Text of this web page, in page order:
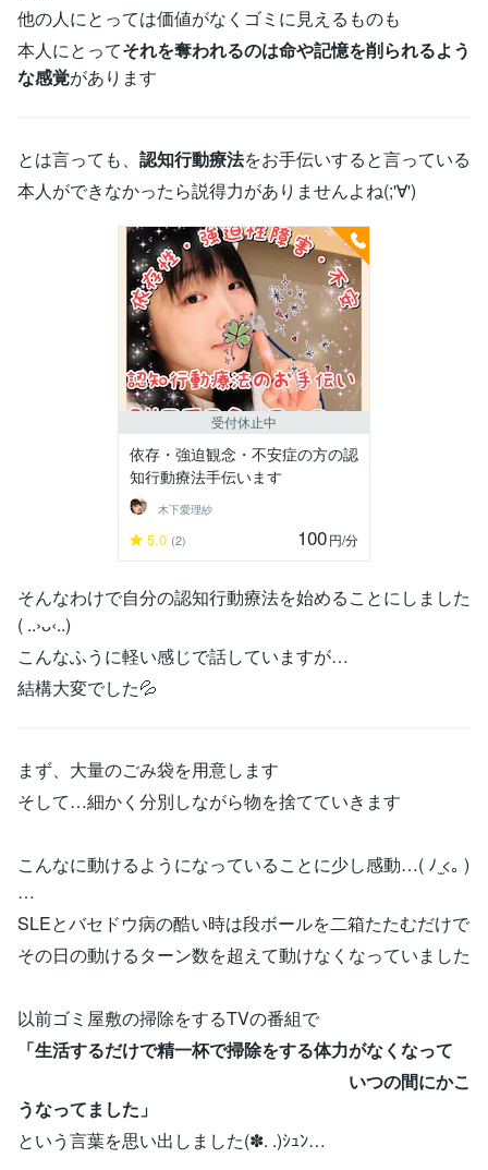
他の人にとっては価値がなくゴミに見えるものも
本人にとってそれを奪われるのは命や記憶を削られるよう
な感覚があります
とは言っても、 認知行動療法をお手伝いすると言っている
本人ができなかったら説得力がありませんよね(;'∀')
受付休止中
依存・強迫観念・不安症の方の認
知行動療法手伝います
木下愛理紗
5.0 (2) 100円/分
そんなわけで自分の認知行動療法を始めることにしました
( ..›ᴗ‹..)
こんなふうに軽い感じで話していますが…
結構大変でした💦
まず、大量のごみ袋を用意します
そして…細かく分別しながら物を捨てていきます
こんなに動けるようになっていることに少し感動…( ﾉ ̫<｡ )
…
SLEとバセドウ病の酷い時は段ボールを二箱たたむだけで
その日の動けるターン数を超えて動けなくなっていました
以前ゴミ屋敷の掃除をするTVの番組で
「生活するだけで精一杯で掃除をする体力がなくなって
いつの間にかこ
うなってました」
という言葉を思い出しました(✽. .)ｼｭﾝ…